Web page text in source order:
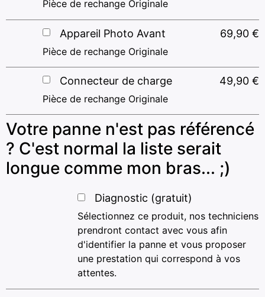
Pièce de rechange Originale
Appareil Photo Avant 69,90 €
Pièce de rechange Originale
Connecteur de charge 49,90 €
Pièce de rechange Originale
Votre panne n'est pas référencé
? C'est normal la liste serait
longue comme mon bras... ;)
Diagnostic (gratuit)
Sélectionnez ce produit, nos techniciens
prendront contact avec vous afin
d'identifier la panne et vous proposer
une prestation qui correspond à vos
attentes.